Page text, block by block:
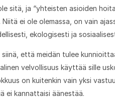
sitä, ja “yhteisten asioiden
ei ole olemassa, on vain
ekologisesti ja
että meidän tulee
velvollisuus käyttää sille
on kuitenkin vain yksi
ei kannattaisi äänestää.